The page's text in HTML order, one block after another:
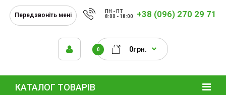
Передзвоніть мені
ПН - ПТ
8:00 - 18:00
+38 (096) 270 29 71
0 0грн.
КАТАЛОГ ТОВАРІВ